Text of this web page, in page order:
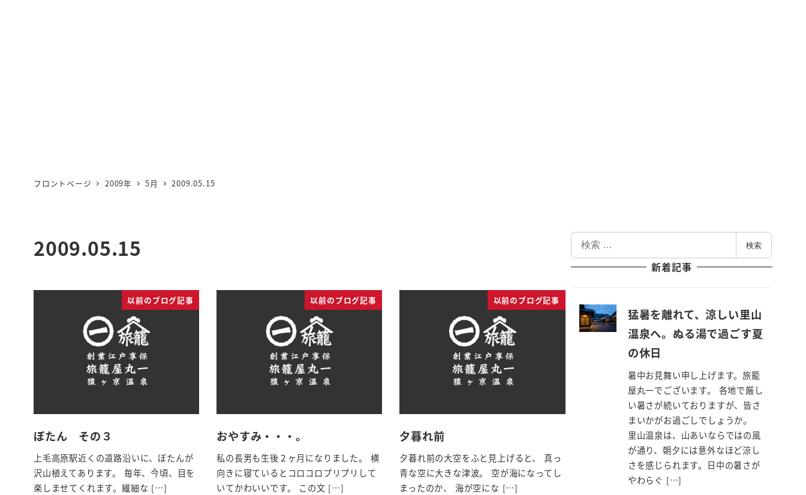
フロントページ 2009年 5月 2009.05.15
2009.05.15
以前のブログ記事
ぼたん その３
上毛高原駅近くの道路沿いに、ぼたんが
沢山植えてあります。 毎年、今頃、目を
楽しませてくれます。繊細な […]
以前のブログ記事
おやすみ・・・。
私の長男も生後２ヶ月になりました。 横
向きに寝ているとコロコロプリプリして
いてかわいいです。 この文 […]
以前のブログ記事
夕暮れ前
夕暮れ前の大空をふと見上げると、 真っ
青な空に大きな津波。 空が海になってし
まったのか、 海が空にな […]
索
検索
新着記事
猛暑を離れて、涼しい里山
温泉へ。ぬる湯で過ごす夏
の休日
暑中お見舞い申し上げます。旅籠
屋丸一でございます。 各地で厳し
い暑さが続いておりますが、皆さ
まいかがお過ごしでしょうか。
里山温泉は、山あいならではの風
が通り、朝夕には意外なほど涼し
さを感じられます。日中の暑さが
やわらぐ […]